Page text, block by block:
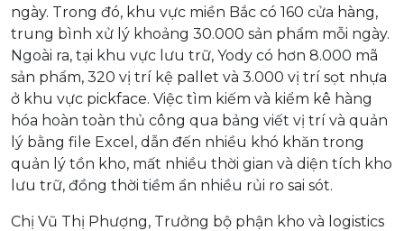
ngày. Trong đó, khu vực miền Bắc có 160 cửa hàng,
trung bình xử lý khoảng 30.000 sản phẩm mỗi ngày.
Ngoài ra, tại khu vực lưu trữ, Yody có hơn 8.000 mã
sản phẩm, 320 vị trí kệ pallet và 3.000 vị trí sọt nhựa
ở khu vực pickface. Việc tìm kiếm và kiểm kê hàng
hóa hoàn toàn thủ công qua bảng viết vị trí và quản
lý bằng file Excel, dẫn đến nhiều khó khăn trong
quản lý tồn kho, mất nhiều thời gian và diện tích kho
lưu trữ, đồng thời tiềm ẩn nhiều rủi ro sai sót.
Chị Vũ Thị Phượng, Trưởng bộ phận kho và logistics